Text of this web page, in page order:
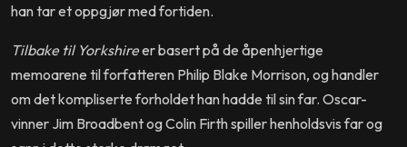
han tar et oppgjør med fortiden.
Tilbake til Yorkshireer basert på de åpenhjertige
memoarene til forfatteren Philip Blake Morrison, og handler
om det kompliserte forholdet han hadde til sin far. Oscar-
vinner Jim Broadbent og Colin Firth spiller henholdsvis far og